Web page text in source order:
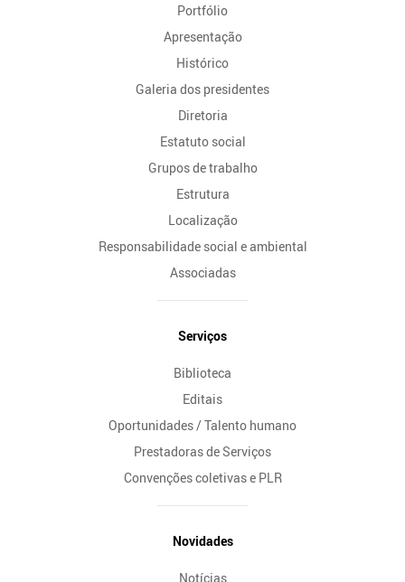
Portfólio
Apresentação
Histórico
Galeria dos presidentes
Diretoria
Estatuto social
Grupos de trabalho
Estrutura
Localização
Responsabilidade social e ambiental
Associadas
Serviços
Biblioteca
Editais
Oportunidades / Talento humano
Prestadoras de Serviços
Convenções coletivas e PLR
Novidades
Notícias